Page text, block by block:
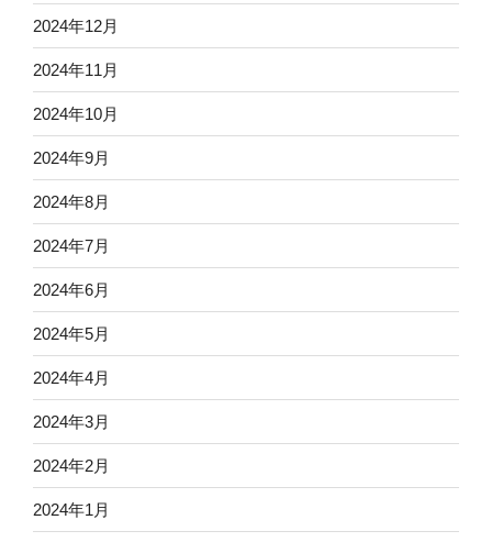
2024年12月
2024年11月
2024年10月
2024年9月
2024年8月
2024年7月
2024年6月
2024年5月
2024年4月
2024年3月
2024年2月
2024年1月